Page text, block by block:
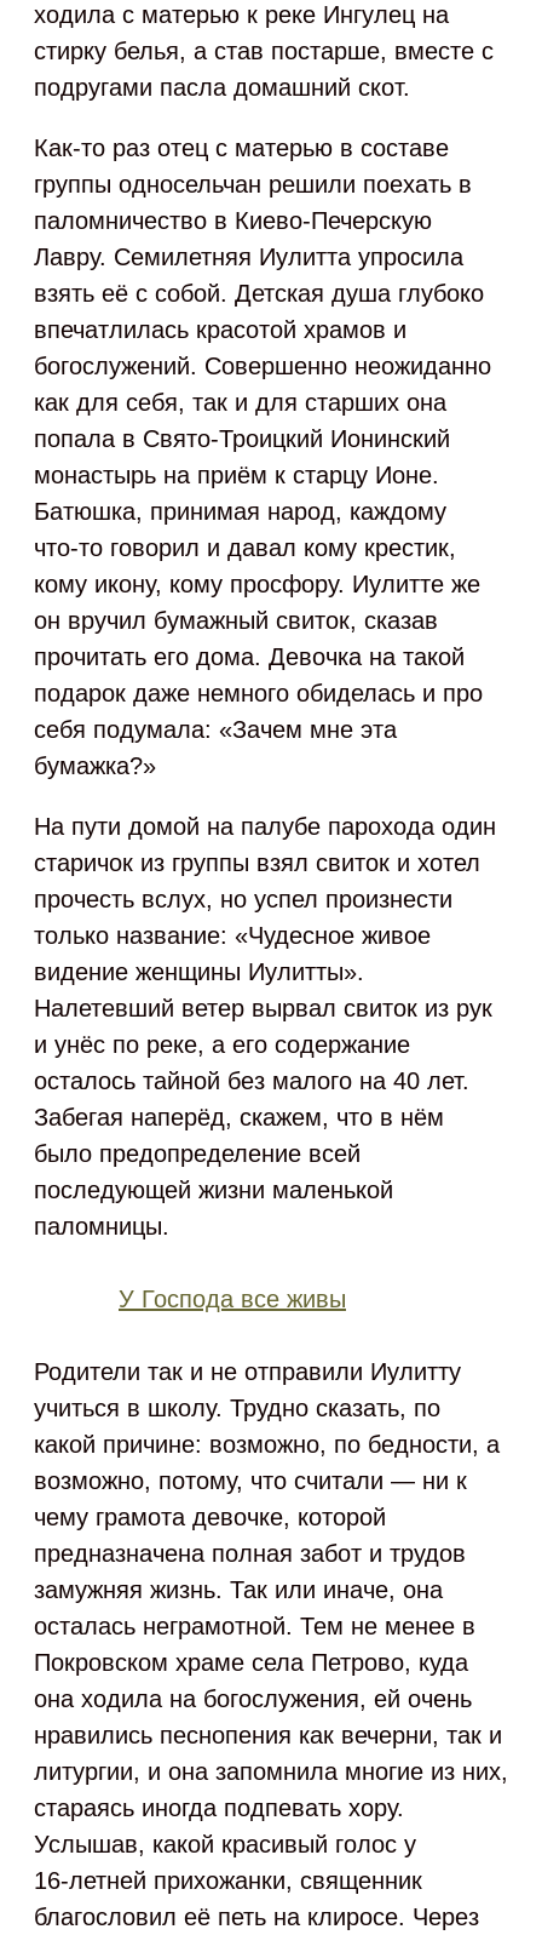
ходила с матерью к реке Ингулец на
стирку белья, а став постарше, вместе с
подругами пасла домашний скот.
Как‑то раз отец с матерью в составе
группы односельчан решили поехать в
паломничество в Киево-Печерскую
Лавру. Семилетняя Иулитта упросила
взять её с собой. Детская душа глубоко
впечатлилась красотой храмов и
богослужений. Совершенно неожиданно
как для себя, так и для старших она
попала в Свято-Троицкий Ионинский
монастырь на приём к старцу Ионе.
Батюшка, принимая народ, каждому
что‑то говорил и давал кому крестик,
кому икону, кому просфору. Иулитте же
он вручил бумажный свиток, сказав
прочитать его дома. Девочка на такой
подарок даже немного обиделась и про
себя подумала: «Зачем мне эта
бумажка?»
На пути домой на палубе парохода один
старичок из группы взял свиток и хотел
прочесть вслух, но успел произнести
только название: «Чудесное живое
видение женщины Иулитты».
Налетевший ветер вырвал свиток из рук
и унёс по реке, а его содержание
осталось тайной без малого на 40 лет.
Забегая наперёд, скажем, что в нём
было предопределение всей
последующей жизни маленькой
паломницы.
У Господа все живы
Родители так и не отправили Иулитту
учиться в школу. Трудно сказать, по
какой причине: возможно, по бедности, а
возможно, потому, что считали — ни к
чему грамота девочке, которой
предназначена полная забот и трудов
замужняя жизнь. Так или иначе, она
осталась неграмотной. Тем не менее в
Покровском храме села Петрово, куда
она ходила на богослужения, ей очень
нравились песнопения как вечерни, так и
литургии, и она запомнила многие из них,
стараясь иногда подпевать хору.
Услышав, какой красивый голос у
16‑летней прихожанки, священник
благословил её петь на клиросе. Через